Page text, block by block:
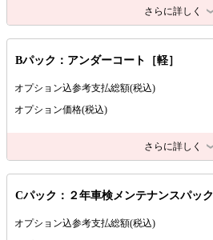
さらに詳しく
Bパック：アンダーコート［軽］
オプション込参考支払総額(税込)
オプション価格(税込)
さらに詳しく
Cパック：２年車検メンテナンスパック
オプション込参考支払総額(税込)